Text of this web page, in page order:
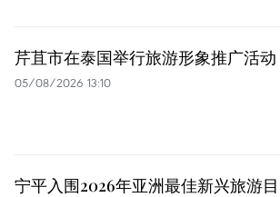
芹苴市在泰国举行旅游形象推广活动
05/08/2026 13:10
宁平入围2026年亚洲最佳新兴旅游目